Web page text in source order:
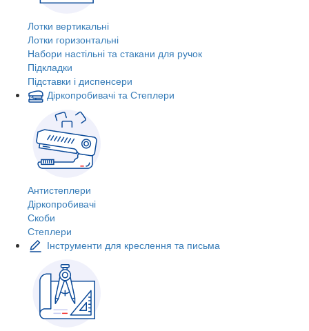
Лотки вертикальні
Лотки горизонтальні
Набори настільні та стакани для ручок
Підкладки
Підставки і диспенсери
Діркопробивачі та Степлери
Антистеплери
Діркопробивачі
Скоби
Степлери
Інструменти для креслення та письма